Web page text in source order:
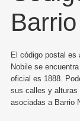
El código postal es
Nobile se
oficial es 1888.
sus calles y alturas
asociadas a Barrio